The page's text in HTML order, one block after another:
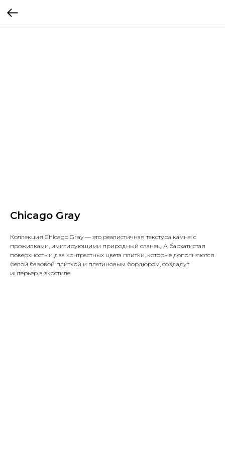
Chicago Gray
Коллекция Chicago Gray — это реалистичная текстура камня с
прожилками, имитирующими природный сланец. А бархатистая
поверхность и два контрастных цвета плитки, которые дополняются
белой базовой плиткой и платиновым бордюром, создадут
интерьер в экостиле.